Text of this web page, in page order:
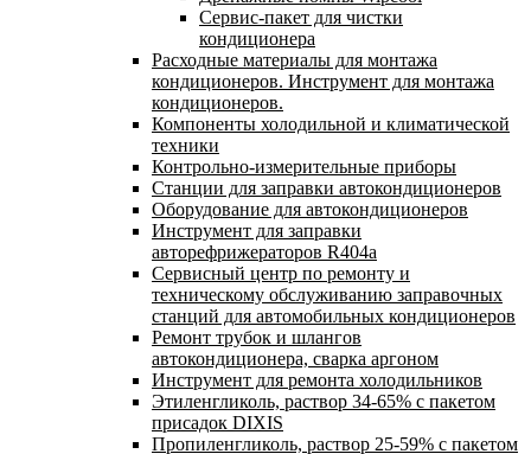
Сервис-пакет для чистки
кондиционера
Расходные материалы для монтажа
кондиционеров. Инструмент для монтажа
кондиционеров.
Компоненты холодильной и климатической
техники
Контрольно-измерительные приборы
Станции для заправки автокондиционеров
Оборудование для автокондиционеров
Инструмент для заправки
авторефрижераторов R404a
Сервисный центр по ремонту и
техническому обслуживанию заправочных
станций для автомобильных кондиционеров
Ремонт трубок и шлангов
автокондиционера, сварка аргоном
Инструмент для ремонта холодильников
Этиленгликоль, раствор 34-65% с пакетом
присадок DIXIS
Пропиленгликоль, раствор 25-59% с пакетом